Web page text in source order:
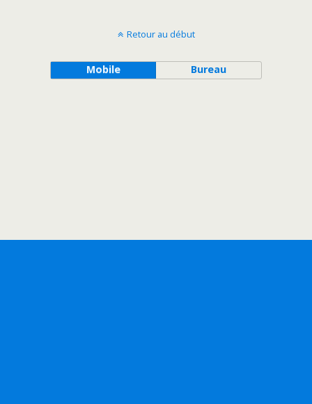
Retour au début
Mobile Bureau